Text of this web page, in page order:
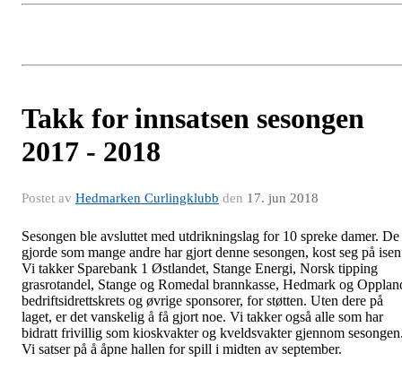
Takk for innsatsen sesongen
2017 - 2018
Postet av Hedmarken Curlingklubb den 17. jun 2018
Sesongen ble avsluttet med utdrikningslag for 10 spreke damer. De
gjorde som mange andre har gjort denne sesongen, kost seg på
Vi takker Sparebank 1 Østlandet, Stange Energi, Norsk tipping
grasrotandel, Stange og Romedal brannkasse, Hedmark og
bedriftsidrettskrets og øvrige sponsorer, for støtten. Uten dere på
laget, er det vanskelig å få gjort noe. Vi takker også alle som har
bidratt frivillig som kioskvakter og kveldsvakter gjennom
Vi satser på å åpne hallen for spill i midten av september.